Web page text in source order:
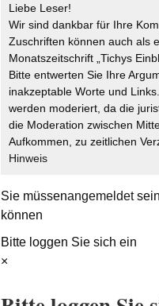
Liebe Leser!
Wir sind dankbar für Ihre
Zuschriften können auch als
Monatszeitschrift „Tichys
Bitte entwerten Sie Ihre
inakzeptable Worte und
werden moderiert, da die
die Moderation zwischen
Aufkommen, zu zeitlichen
Hinweis
Sie müssenangemeldet
können
Bitte loggen Sie sich ein
×